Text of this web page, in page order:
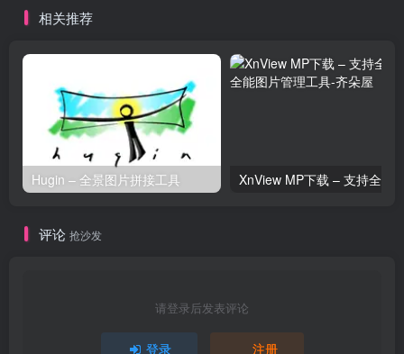
相关推荐
Hugin – 全景图片拼接工具
评论 抢沙发
请登录后发表评论
登录 注册